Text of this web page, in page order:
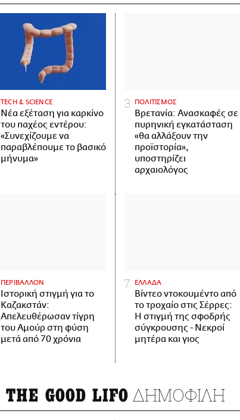
ΤECH & SCIENCE
Νέα εξέταση για καρκίνο
του παχέος εντέρου:
«Συνεχίζουμε να
παραβλέπουμε το βασικό
μήνυμα»
ΠΟΛΙΤΙΣΜΟΣ
Βρετανία: Ανασκαφές σε
πυρηνική εγκατάσταση
«θα αλλάξουν την
προϊστορία»,
υποστηρίζει
αρχαιολόγος
ΠΕΡΙΒΑΛΛΟΝ
Ιστορική στιγμή για το
Καζακστάν:
Απελευθέρωσαν τίγρη
του Αμούρ στη φύση
μετά από 70 χρόνια
ΕΛΛΑΔΑ
Βίντεο ντοκουμέντο από
το τροχαίο στις Σέρρες:
Η στιγμή της σφοδρής
σύγκρουσης - Νεκροί
μητέρα και γιος
THE GOOD LIFO ΔΗΜΟΦΙΛΗ